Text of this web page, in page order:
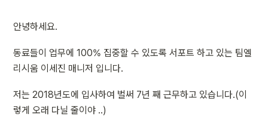
안녕하세요.
동료들이 업무에 100% 집중할 수 있도록 서포트 하고 있는 팀엘
리시움 이세진 매니저 입니다.
저는 2018년도에 입사하여 벌써 7년 째 근무하고 있습니다.(이
렇게 오래 다닐 줄이야 ..)